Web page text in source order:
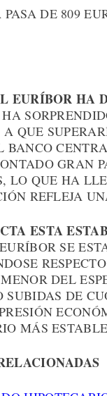
DE 809
EURÍBOR HA
QUE
BANCO
GRAN
LO QUE HA
REFLEJA
ESTA
SE
DEL
DE
MÁS